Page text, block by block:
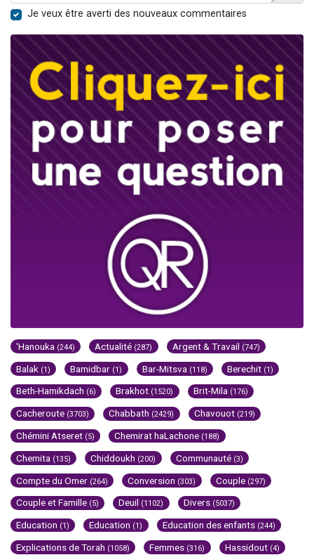
Je veux être averti des nouveaux commentaires
'Hanouka (244) Actualité (287) Argent & Travail (747)
Balak (1) Bamidbar (1) Bar-Mitsva (118) Berechit (1)
Beth-Hamikdach (6) Brakhot (1520) Brit-Mila (176)
Cacheroute (3703) Chabbath (2429) Chavouot (219)
Chémini Atseret (5) Chemirat haLachone (188)
Chemita (135) Chiddoukh (200) Communauté (3)
Compte du Omer (264) Conversion (303) Couple (297)
Couple et Famille (5) Deuil (1102) Divers (5037)
Education (1) Education (1) Education des enfants (244)
Explications de Torah (1058) Femmes (316) Hassidout (4)